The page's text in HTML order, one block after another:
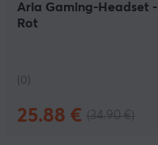
Aria Gaming-Headset -
Rot
(0)
25.88 €